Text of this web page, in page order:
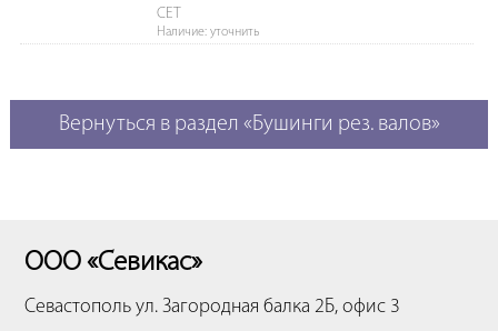
CET
Наличие: уточнить
Вернуться в раздел «Бушинги рез. валов»
ООО «Севикас»
Севастополь ул. Загородная балка 2Б, офис 3